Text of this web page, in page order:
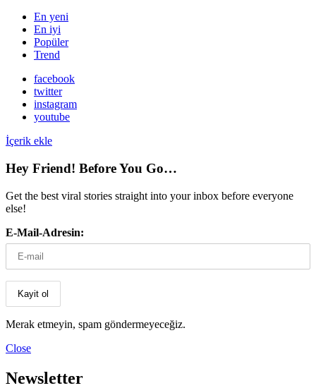
En yeni
En iyi
Popüler
Trend
facebook
twitter
instagram
youtube
İçerik ekle
Hey Friend! Before You Go…
Get the best viral stories straight into your inbox before everyone
else!
E-Mail-Adresin:
Merak etmeyin, spam göndermeyeceğiz.
Close
Newsletter